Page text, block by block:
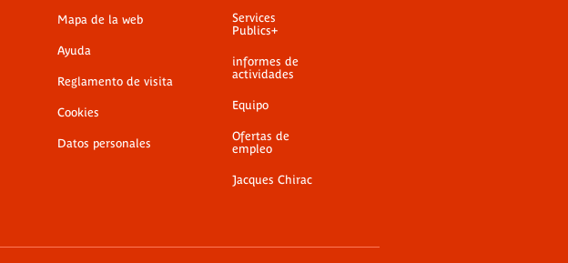
Mapa de la web
Ayuda
Reglamento de visita
Cookies
Datos personales
Services
Publics+
informes de
actividades
Equipo
Ofertas de
empleo
Jacques Chirac